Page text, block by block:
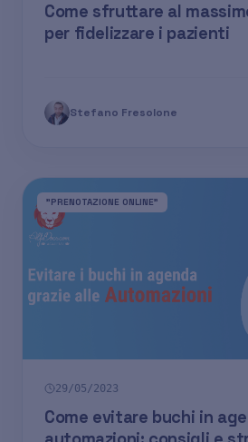
Come sfruttare al
per fidelizzare i pazienti
Stefano Fresolone
"PRENOTAZIONE ONLINE"
29/05/2023
Come evitare buchi in